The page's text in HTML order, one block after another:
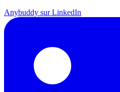
Anybuddy sur LinkedIn